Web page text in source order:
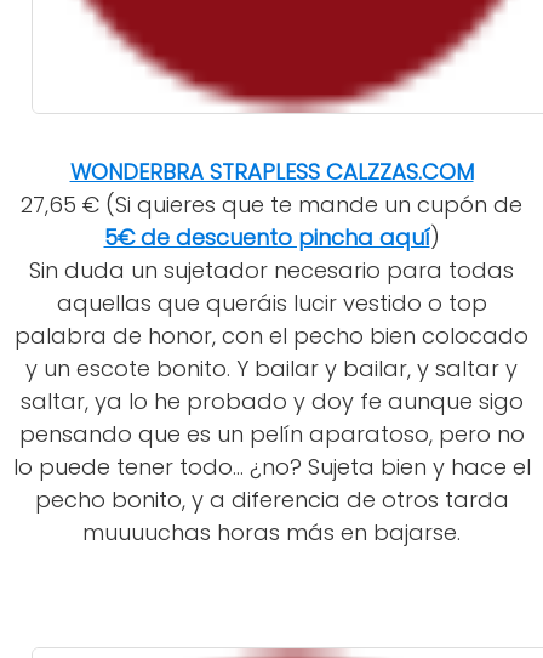
WONDERBRA STRAPLESS CALZZAS.COM
27,65 € (Si quieres que te mande un cupón de
5€ de descuento pincha aquí)
Sin duda un sujetador necesario para todas
aquellas que queráis lucir vestido o top
palabra de honor, con el pecho bien colocado
y un escote bonito. Y bailar y bailar, y saltar y
saltar, ya lo he probado y doy fe aunque sigo
pensando que es un pelín aparatoso, pero no
lo puede tener todo... ¿no? Sujeta bien y hace el
pecho bonito, y a diferencia de otros tarda
muuuuchas horas más en bajarse.